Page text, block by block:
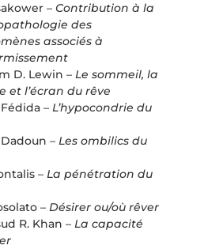
– Contribution à la
des
associés à
D. Lewin – Le sommeil, la
et l’écran du rêve
– L’hypocondrie du
– Les ombilics du
– La pénétration du
– Désirer ou/où rêver
R. Khan – La capacité